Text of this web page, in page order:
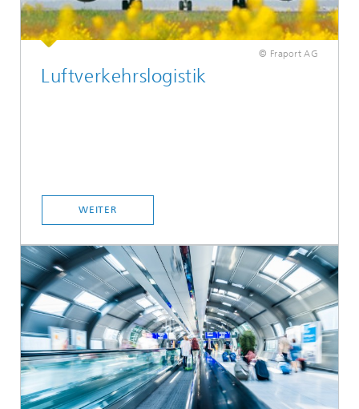
© Fraport AG
Luftverkehrslogistik
WEITER